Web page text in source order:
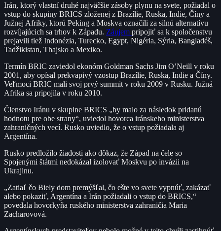
Irán, ktorý vlastní druhé najväčšie zásoby plynu na svete, požiadal o
vstup do skupiny BRICS zloženej z Brazílie, Ruska, Indie, Číny a
Južnej Afriky, ktorú Peking a Moskva označili za silnú alternatívu
rozvíjajúcich sa trhov k Západu. Záujem pripojiť sa k spoločenstvu
prejavili tiež Indonézia, Turecko, Egypt, Nigéria, Sýria, Bangladéš,
Tadžikistan, Thajsko a Mexiko.
Termín BRIC zaviedol ekonóm Goldman Sachs Jim O’Neill v roku
2001, aby opísal prekvapivý vzostup Brazílie, Ruska, Indie a Číny.
Veľmoci BRIC mali svoj prvý summit v roku 2009 v Rusku. Južná
Afrika sa pripojila v roku 2010.
Členstvo Iránu v skupine BRICS „by malo za následok pridanú
hodnotu pre obe strany“, uviedol hovorca iránskeho ministerstva
zahraničných vecí. Rusko uviedlo, že o vstup požiadala aj
Argentína.
Rusko predložilo žiadosti ako dôkaz, že Západ na čele so
Spojenými štátmi nedokázal izolovať Moskvu po invázii na
Ukrajinu.
„Zatiaľ čo Biely dom premýšľal, čo ešte vo svete vypnúť, zakázať
alebo pokaziť, Argentína a Irán požiadali o vstup do BRICS,“
povedala hovorkyňa ruského ministerstva zahraničia Maria
Zacharovová.